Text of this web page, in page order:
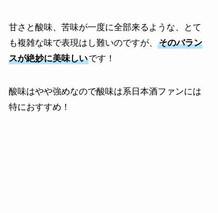
甘さと酸味、苦味が一度に全部来るような、とて
も複雑な味で表現はし難いのですが、 そのバラン
スが絶妙に美味しいです！
酸味はやや強めなので酸味は系日本酒ファンには
特におすすめ！